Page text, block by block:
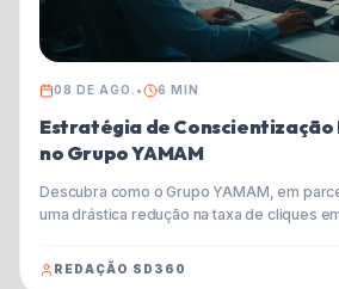
08 DE AGO. • 6 MIN
Estratégia de Conscientização
no Grupo YAMAM
Descubra como o Grupo YAMAM, em
uma drástica redução na taxa de cliques
contínua, o cenário brasileiro de
REDAÇÃO SD360